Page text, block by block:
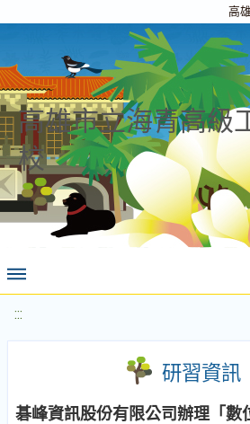
高
高雄市立海青高級
校
:::
研習資訊
碁峰資訊股份有限公司辦理「數